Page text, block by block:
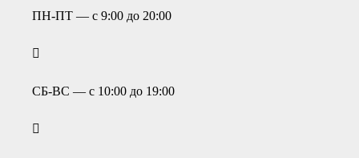
ПН-ПТ — с 9:00 до 20:00
СБ-ВС — с 10:00 до 19:00